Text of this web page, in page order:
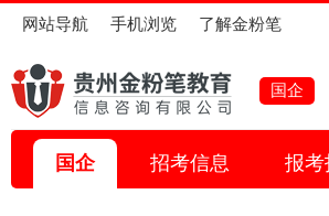
网站导航
全部考试
省考 国家公务员 事业单位
医疗卫生 信用社招考 银行招考
手机浏览 了解金粉笔
国企
国企 招考信息 报考